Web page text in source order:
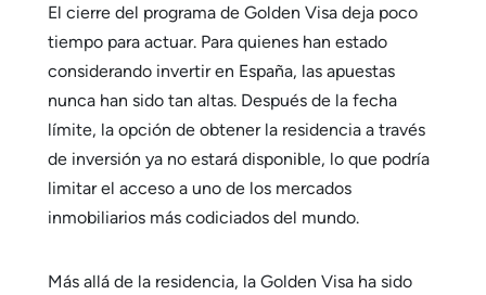
El cierre del programa de Golden Visa deja poco
tiempo para actuar. Para quienes han estado
considerando invertir en España, las apuestas
nunca han sido tan altas. Después de la fecha
límite, la opción de obtener la residencia a través
de inversión ya no estará disponible, lo que podría
limitar el acceso a uno de los mercados
inmobiliarios más codiciados del mundo.
Más allá de la residencia, la Golden Visa ha sido